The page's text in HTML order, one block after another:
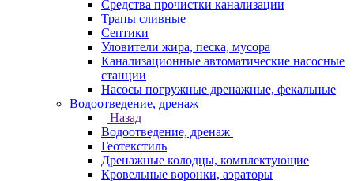
Средства прочистки канализации
Трапы сливные
Септики
Уловители жира, песка, мусора
Канализационные автоматические насосные
станции
Насосы погружные дренажные, фекальные
Водоотведение, дренаж
Назад
Водоотведение, дренаж
Геотекстиль
Дренажные колодцы, комплектующие
Кровельные воронки, аэраторы